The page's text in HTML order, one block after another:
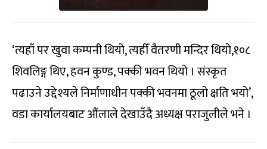
‘त्यहाँ पर खुवा कम्पनी थियो, त्यहीँ वैतरणी मन्दिर थियो,१०८
शिवलिङ्ग थिए, हवन कुण्ड, पक्की भवन थियो । संस्कृत
पढाउने उद्देश्यले निर्माणाधीन पक्की भवनमा ठूलो क्षति भयो’,
वडा कार्यालयबाट औंलाले देखाउँदै अध्यक्ष पराजुलीले भने ।